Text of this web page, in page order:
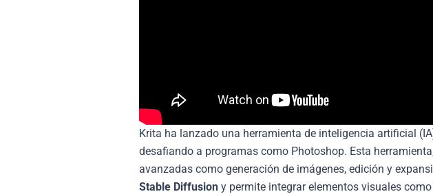
Krita ha lanzado una herramienta de inteligencia artificial
desafiando a programas como Photoshop. Esta
avanzadas como generación de imágenes, edición y
Stable Diffusion y permite integrar elementos visuales